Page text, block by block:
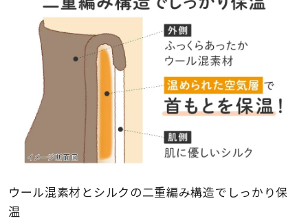
ウール混素材とシルクの二重編み構造でしっかり保
温